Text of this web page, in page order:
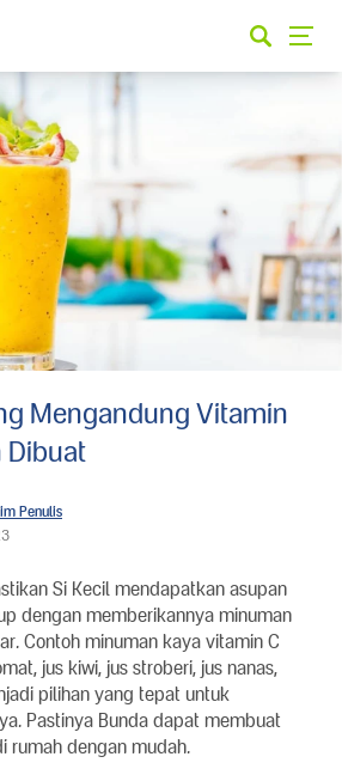
Mengandung Vitamin
Dibuat
Penulis
Si Kecil mendapatkan asupan
dengan memberikannya minuman
Contoh minuman kaya vitamin C
jus kiwi, jus stroberi, jus nanas,
pilihan yang tepat untuk
Pastinya Bunda dapat membuat
rumah dengan mudah.